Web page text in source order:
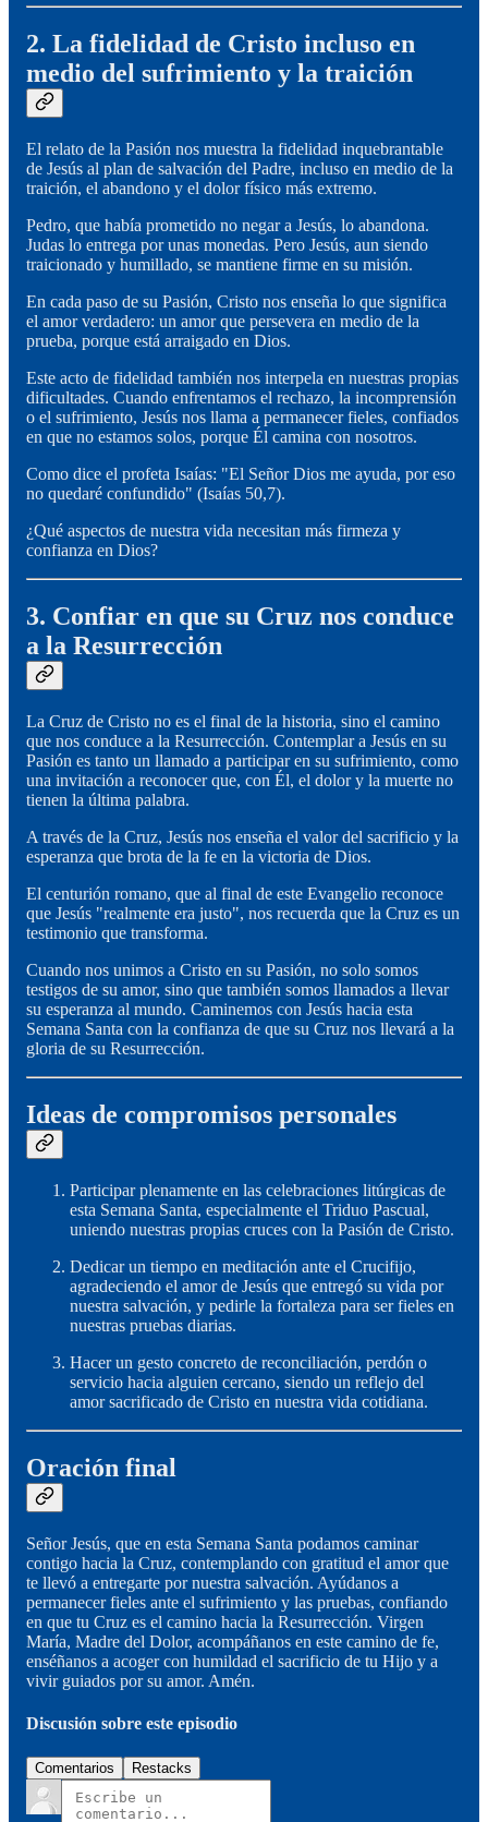
2. La fidelidad de Cristo incluso en
medio del sufrimiento y la traición
El relato de la Pasión nos muestra la fidelidad inquebrantable
de Jesús al plan de salvación del Padre, incluso en medio de la
traición, el abandono y el dolor físico más extremo.
Pedro, que había prometido no negar a Jesús, lo abandona.
Judas lo entrega por unas monedas. Pero Jesús, aun siendo
traicionado y humillado, se mantiene firme en su misión.
En cada paso de su Pasión, Cristo nos enseña lo que significa
el amor verdadero: un amor que persevera en medio de la
prueba, porque está arraigado en Dios.
Este acto de fidelidad también nos interpela en nuestras propias
dificultades. Cuando enfrentamos el rechazo, la incomprensión
o el sufrimiento, Jesús nos llama a permanecer fieles, confiados
en que no estamos solos, porque Él camina con nosotros.
Como dice el profeta Isaías: "El Señor Dios me ayuda, por eso
no quedaré confundido" (Isaías 50,7).
¿Qué aspectos de nuestra vida necesitan más firmeza y
confianza en Dios?
3. Confiar en que su Cruz nos conduce
a la Resurrección
La Cruz de Cristo no es el final de la historia, sino el camino
que nos conduce a la Resurrección. Contemplar a Jesús en su
Pasión es tanto un llamado a participar en su sufrimiento, como
una invitación a reconocer que, con Él, el dolor y la muerte no
tienen la última palabra.
A través de la Cruz, Jesús nos enseña el valor del sacrificio y la
esperanza que brota de la fe en la victoria de Dios.
El centurión romano, que al final de este Evangelio reconoce
que Jesús "realmente era justo", nos recuerda que la Cruz es un
testimonio que transforma.
Cuando nos unimos a Cristo en su Pasión, no solo somos
testigos de su amor, sino que también somos llamados a llevar
su esperanza al mundo. Caminemos con Jesús hacia esta
Semana Santa con la confianza de que su Cruz nos llevará a la
gloria de su Resurrección.
Ideas de compromisos personales
Participar plenamente en las celebraciones litúrgicas de
esta Semana Santa, especialmente el Triduo Pascual,
uniendo nuestras propias cruces con la Pasión de Cristo.
Dedicar un tiempo en meditación ante el Crucifijo,
agradeciendo el amor de Jesús que entregó su vida por
nuestra salvación, y pedirle la fortaleza para ser fieles en
nuestras pruebas diarias.
Hacer un gesto concreto de reconciliación, perdón o
servicio hacia alguien cercano, siendo un reflejo del
amor sacrificado de Cristo en nuestra vida cotidiana.
Oración final
Señor Jesús, que en esta Semana Santa podamos caminar
contigo hacia la Cruz, contemplando con gratitud el amor que
te llevó a entregarte por nuestra salvación. Ayúdanos a
permanecer fieles ante el sufrimiento y las pruebas, confiando
en que tu Cruz es el camino hacia la Resurrección. Virgen
María, Madre del Dolor, acompáñanos en este camino de fe,
enséñanos a acoger con humildad el sacrificio de tu Hijo y a
vivir guiados por su amor. Amén.
Discusión sobre este episodio
Comentarios Restacks